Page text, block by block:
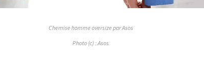
Chemise homme oversize par Asos
Photo (c) : Asos